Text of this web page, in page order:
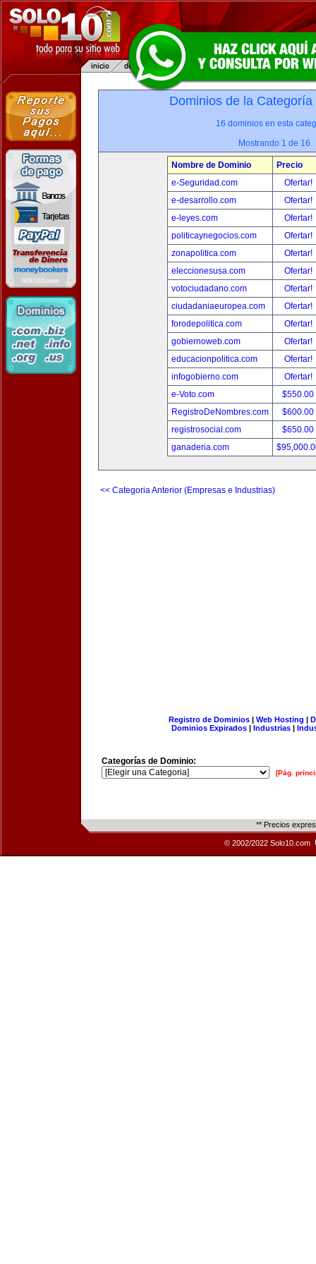
Dominios de la
16 dominios en esta
Mostrando 1 de 16
Nombre de Dominio
Precio
e-Seguridad.com
Ofertar!
e-desarrollo.com
Ofertar!
e-leyes.com
Ofertar!
politicaynegocios.com
Ofertar!
zonapolitica.com
Ofertar!
eleccionesusa.com
Ofertar!
votociudadano.com
Ofertar!
ciudadaniaeuropea.com
Ofertar!
forodepolitica.com
Ofertar!
gobiernoweb.com
Ofertar!
educacionpolitica.com
Ofertar!
infogobierno.com
Ofertar!
e-Voto.com
$550.00
RegistroDeNombres.com
$600.00
registrosocial.com
$650.00
ganaderia.com
<< Categoria Anterior (Empresas e Industrias)
Registro de Dominios| Web Hosting |
Dominios Expirados | Industrias |
Categorías de Dominio:
[Pág.
** Precios
© 2002/2022 Solo10.com